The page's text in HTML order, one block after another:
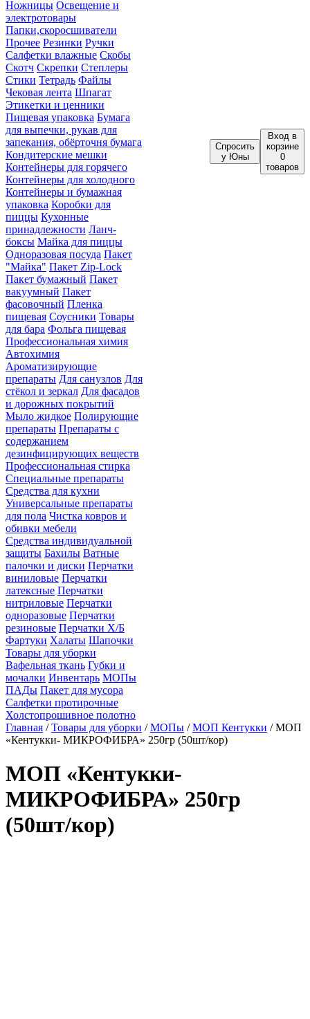
Ножницы Освещение и
электротовары
Папки,скоросшиватели
Прочее Резинки Ручки
Салфетки влажные Скобы
Скотч Скрепки Степлеры
Стики Тетрадь Файлы
Чековая лента Шпагат
Этикетки и ценники
Пищевая упаковка Бумага
для выпечки, рукав для
запекания, обёрточня бумага
Кондитерские мешки
Контейнеры для горячего
Контейнеры для холодного
Контейнеры и бумажная
упаковка Коробки для
пиццы Кухонные
принадлежности Ланч-
боксы Майка для пиццы
Одноразовая посуда Пакет
"Майка" Пакет Zip-Lock
Пакет бумажный Пакет
вакуумный Пакет
фасовочный Пленка
пищевая Соусники Товары
для бара Фольга пищевая
Профессиональная химия
Автохимия
Ароматизирующие
препараты Для санузлов Для
стёкол и зеркал Для фасадов
и дорожных покрытий
Мыло жидкое Полирующие
препараты Препараты с
содержанием
дезинфицирующих веществ
Профессиональная стирка
Специальные препараты
Средства для кухни
Универсальные препараты
для пола Чистка ковров и
обивки мебели
Средства индивидуальной
защиты Бахилы Ватные
палочки и диски Перчатки
виниловые Перчатки
латексные Перчатки
нитриловые Перчатки
одноразовые Перчатки
резиновые Перчатки Х/Б
Фартуки Халаты Шапочки
Товары для уборки
Вафельная ткань Губки и
мочалки Инвентарь МОПы
ПАДы Пакет для мусора
Салфетки протирочные
Холстопрошивное полотно
Спросить
у Юны
Вход в
корзине
0
товаров
Главная /Товары для уборки /МОПы /МОП Кентукки / МОП
«Кентукки- МИКРОФИБРА» 250гр (50шт/кор)
МОП «Кентукки-
МИКРОФИБРА» 250гр
(50шт/кор)